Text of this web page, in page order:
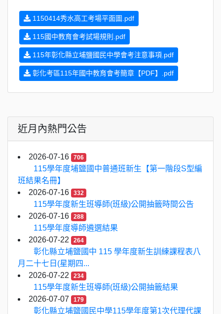
1150414秀水高工考場平面圖.pdf
115國中教育會考試場規則.pdf
115年彰化縣立埔鹽國民中學會考注意事項.pdf
彰化考區115年國中教育會考簡章【PDF】.pdf
近月內熱門公告
2026-07-16 706
115學年度埔鹽國中普通班新生【第一階段S型編
班結果名冊】
2026-07-16
332
115學年度新生班導師(班級)公開抽籤時間公告
2026-07-16
288
115學年度導師遴選結果
2026-07-22
264
彰化縣立埔鹽國中 115 學年度新生訓練課程表八
月二十七日(星期四...
2026-07-22
234
115學年度新生班導師(班級)公開抽籤結果
2026-07-07
179
彰化縣立埔鹽國民中學115學年度第1次代理代課